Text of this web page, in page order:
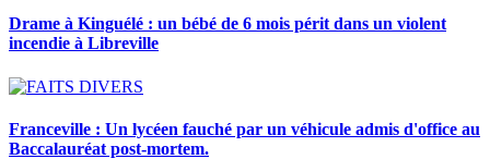
Drame à Kinguélé : un bébé de 6 mois périt dans un violent
incendie à Libreville
Franceville : Un lycéen fauché par un véhicule admis d'office au
Baccalauréat post-mortem.